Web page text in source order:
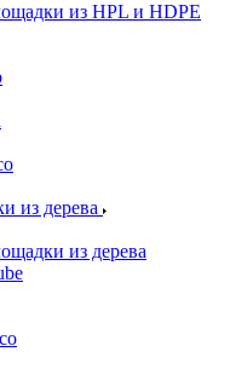
из HPL и HDPE
из дерева
из дерева